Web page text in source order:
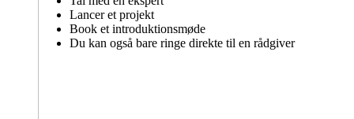
Lancer et projekt
Book et introduktionsmøde
Du kan også bare ringe direkte til en rådgiver